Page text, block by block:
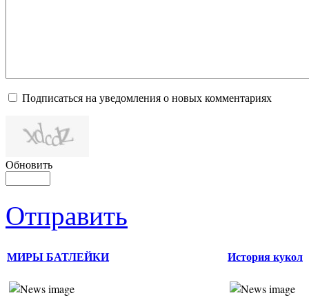
Подписаться на уведомления о новых комментариях
Обновить
Отправить
МИРЫ БАТЛЕЙКИ История кукол